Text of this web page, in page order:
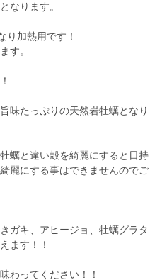
なります。
り加熱用です！
す。
味たっぷりの天然岩牡蠣となり
蠣と違い殻を綺麗にすると日持
麗にする事はできませんのでご
ガキ、アヒージョ、牡蠣グラタ
ます！！
わってください！！